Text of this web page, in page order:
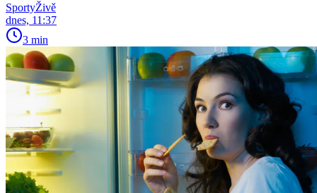
SportyŽivě
dnes, 11:37
3 min